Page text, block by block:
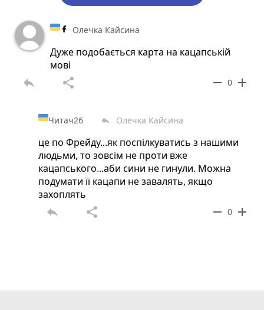
Олечка Кайсина
Дуже подобається карта на кацапській
мові
reply share remove 0 add
Читач26 reply Олечка Кайсина
це по Фрейду...як поспілкуватись з нашими
людьми, то зовсім не проти вже
кацапського...аби сини не гинули. Можна
подумати її кацапи не завалять, якщо
захоплять
reply share remove 0 add